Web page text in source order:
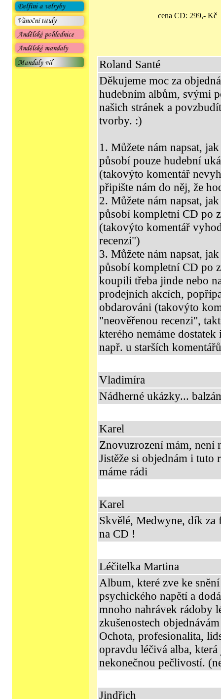
cena CD: 299,-
Roland Santé
Děkujeme moc za
hudebním albům, svými
našich stránek a
tvorby. :)
1. Můžete nám napsat,
působí pouze hudební
(takovýto komentář
připište nám do něj, že
2. Můžete nám napsat,
působí kompletní CD po
(takovýto komentář
recenzi")
3. Můžete nám napsat,
působí kompletní CD po
koupili třeba jinde nebo
prodejních akcích,
obdarováni (takovýto
"neověřenou recenzi",
kterého nemáme
např. u starších
Vladimíra
Nádherné ukázky...
Karel
Znovuzrození mám, není
Jistěže si objednám i
máme rádi
Karel
Skvělé, Medwyne, dík
na CD !
Léčitelka Martina
Album, které zve ke
psychického napětí a
mnoho nahrávek rádoby
zkušenostech
Ochota, profesionalita,
opravdu léčivá alba,
nekonečnou pečlivostí.
Jindřich